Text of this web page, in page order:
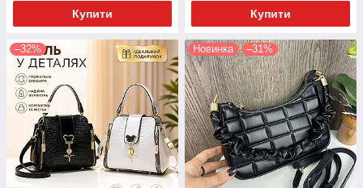
Купити Купити
–32% Новинка –31%